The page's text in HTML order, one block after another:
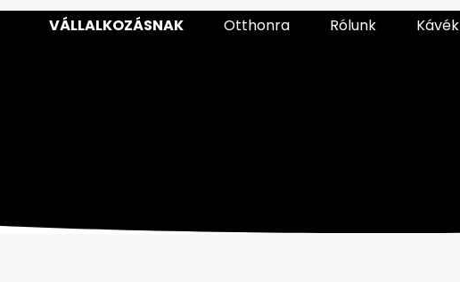
VÁLLALKOZÁSNAK Otthonra Rólunk Kávék